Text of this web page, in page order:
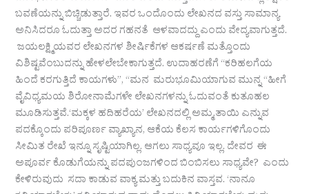
ಬವಣೆಯನ್ನು ಬಿಚ್ಚಿಡುತ್ತಾರೆ. ಇವರ ಒಂದೊಂದು ಲೇಖನದ ವಸ್ತು ಸಾಮಾನ್ಯ
ಅನಿಸಿದರೂ ಓದುತ್ತಾ ಅದರ ಗಹನತೆ ಆಳವಾದದ್ದು ಎಂದು ವೇದ್ಯವಾಗುತ್ತದೆ.
ಜಯಲಕ್ಷ್ಮಿಯವರ ಲೇಖನಗಳ ಶೀರ್ಷಿಕೆಗಳ ಆಕರ್ಷಣೆ ಮತ್ತೊಂದು
ವಿಶಿಷ್ಟವೆಂಬುದನ್ನು ಹೇಳಲೇಬೇಕಾಗುತ್ತದೆ. ಉದಾಹರಣೆಗೆ “ಕರಿಹಲಗೆಯ
ಹಿಂದೆ ಕರಗುತ್ತಿದೆ ಕಾಯಗಳು”, “ಮನ ಮರುಭೂಮಿಯಾಗುವ ಮುನ್ನ “ಹೀಗೆ
ವೈವಿಧ್ಯಮಯ ಶಿರೋನಾಮೆಗಳೇ ಲೇಖನಗಳನ್ನು ಓದುವಂತೆ ಕುತೂಹಲ
ಮೂಡಿಸುತ್ತವೆ.‘ಮಕ್ಕಳ ಹದಿಹರೆಯ’ ಲೇಖನದಲ್ಲಿ ಅಮ್ಮ,ತಾಯಿ ಎನ್ನುವ
ಪದಕ್ಕೊಂದು ಪರಿಪೂರ್ಣ ವ್ಯಾಖ್ಯಾನ, ಆಕೆಯ ಕೆಲಸ ಕಾರ್ಯಗಳಿಗೊಂದು
ಸೀಮಿತ ರೇಖೆ ಇನ್ನೂ ಸೃಷ್ಟಿಯಾಗಿಲ್ಲ. ಆಗಲು ಸಾಧ್ಯವೂ ಇಲ್ಲ. ದೇವರ ಈ
ಅಪೂರ್ವ ಕೊಡುಗೆಯನ್ನು ಪದಪುಂಜಗಳಿಂದ ಬಿಂಬಿಸಲು ಸಾಧ್ಯವೇ? ಎಂದು
ಕೇಳಿರುವುದು ಸದಾ ಕಾಡುವ ವಾಕ್ಯ ಮತ್ತು ಬದುಕಿನ ವಾಸ್ತವ. ‘ನಾನೂ